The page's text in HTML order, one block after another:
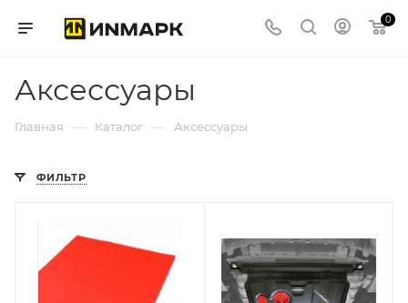
0
Аксессуары
Главная — Каталог — Аксессуары
ФИЛЬТР
АВТОБРОНЯ
Базовая единица